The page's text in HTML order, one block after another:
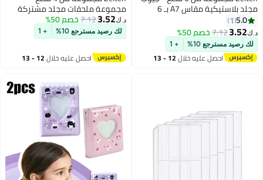
مجموعة ملحقات مجلد مشتركة
مقاس A6 بـ 6 ثقوب، تشمل فاصل
مجلد، جيب مجلد، ملف مجلد
سحابي، حامل بطاقات اسمية
للمجلد للمنظم الشخصي (مجموعة
جيوب، A6)
د.ك‏ 3.52 خصم 50%
لك رصيد مسترجع 10%
احصل عليه خلال 12 - 13
اغسطس